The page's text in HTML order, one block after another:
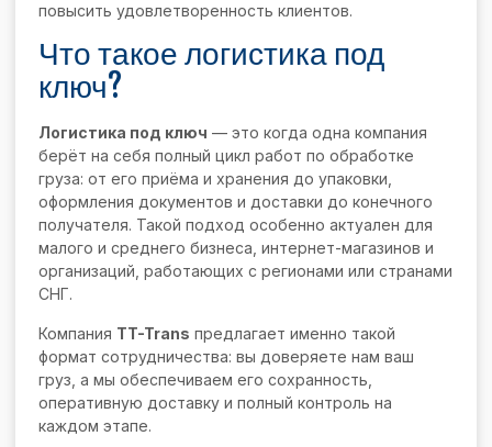
повысить удовлетворенность клиентов.
Что такое логистика под
ключ?
Логистика под ключ — это когда одна компания
берёт на себя полный цикл работ по обработке
груза: от его приёма и хранения до упаковки,
оформления документов и доставки до конечного
получателя. Такой подход особенно актуален для
малого и среднего бизнеса, интернет-магазинов и
организаций, работающих с регионами или странами
СНГ.
Компания TT-Trans предлагает именно такой
формат сотрудничества: вы доверяете нам ваш
груз, а мы обеспечиваем его сохранность,
оперативную доставку и полный контроль на
каждом этапе.